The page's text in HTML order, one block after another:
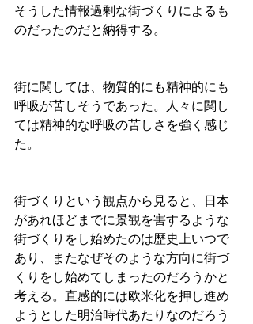
そうした情報過剰な街づくりによるも
のだったのだと納得する。
街に関しては、物質的にも精神的にも
呼吸が苦しそうであった。人々に関し
ては精神的な呼吸の苦しさを強く感じ
た。
街づくりという観点から見ると、日本
があれほどまでに景観を害するような
街づくりをし始めたのは歴史上いつで
あり、またなぜそのような方向に街づ
くりをし始めてしまったのだろうかと
考える。直感的には欧米化を押し進め
ようとした明治時代あたりなのだろう